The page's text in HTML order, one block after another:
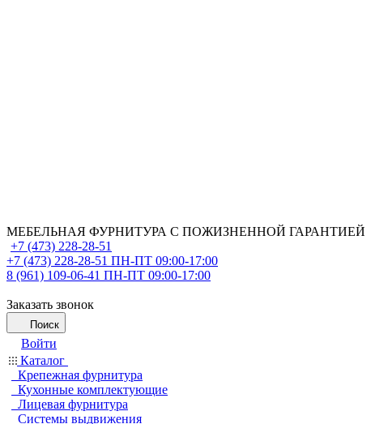
МЕБЕЛЬНАЯ ФУРНИТУРА С ПОЖИЗНЕННОЙ ГАРАНТИЕЙ
+7 (473) 228-28-51
+7 (473) 228-28-51 ПН-ПТ 09:00-17:00
8 (961) 109-06-41 ПН-ПТ 09:00-17:00
Заказать звонок
Поиск
Войти
Каталог
Крепежная фурнитура
Кухонные комплектующие
Лицевая фурнитура
Системы выдвижения